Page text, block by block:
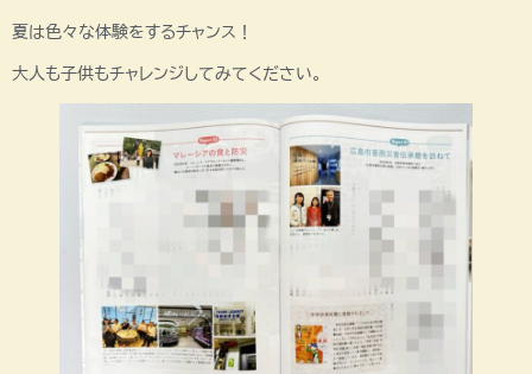
夏は色々な体験をするチャンス！
大人も子供もチャレンジしてみてください。